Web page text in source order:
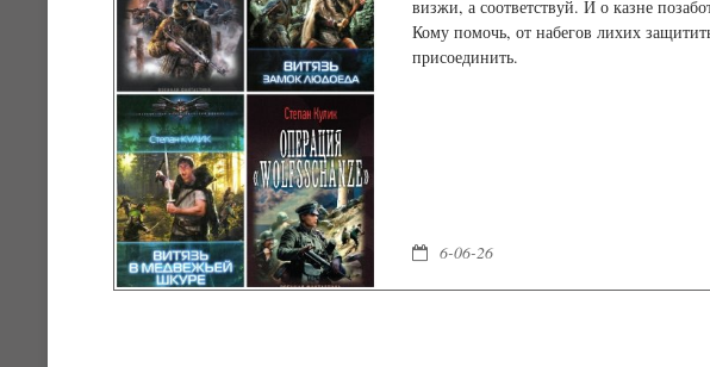
визжи, а соответствуй. И о казне
Кому помочь, от набегов лихих
присоединить.
6-06-26